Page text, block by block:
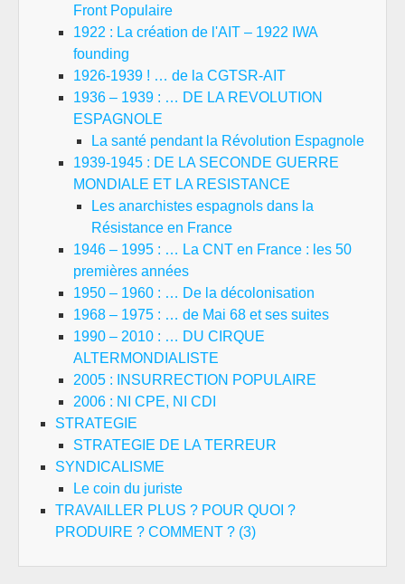
Front Populaire
1922 : La création de l'AIT – 1922 IWA
founding
1926-1939 ! … de la CGTSR-AIT
1936 – 1939 : … DE LA REVOLUTION
ESPAGNOLE
La santé pendant la Révolution Espagnole
1939-1945 : DE LA SECONDE GUERRE
MONDIALE ET LA RESISTANCE
Les anarchistes espagnols dans la
Résistance en France
1946 – 1995 : … La CNT en France : les 50
premières années
1950 – 1960 : … De la décolonisation
1968 – 1975 : … de Mai 68 et ses suites
1990 – 2010 : … DU CIRQUE
ALTERMONDIALISTE
2005 : INSURRECTION POPULAIRE
2006 : NI CPE, NI CDI
STRATEGIE
STRATEGIE DE LA TERREUR
SYNDICALISME
Le coin du juriste
TRAVAILLER PLUS ? POUR QUOI ?
PRODUIRE ? COMMENT ? (3)